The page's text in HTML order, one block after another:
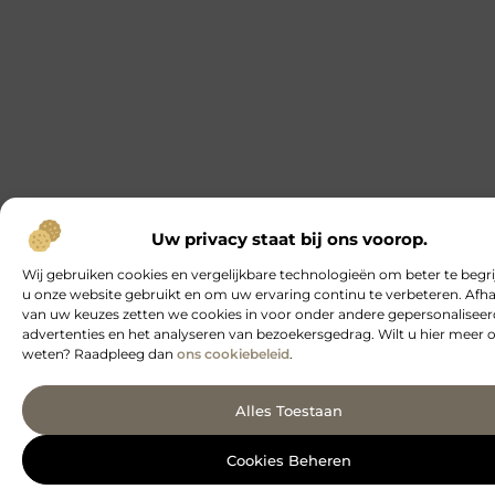
Uw privacy staat bij ons voorop.
Wij gebruiken cookies en vergelijkbare technologieën om beter te
u onze website gebruikt en om uw ervaring continu te verbeteren.
van uw keuzes zetten we cookies in voor onder andere
advertenties en het analyseren van bezoekersgedrag. Wilt u hier meer
weten? Raadpleeg dan ons cookiebeleid.
Alles Toestaan
Cookies Beheren